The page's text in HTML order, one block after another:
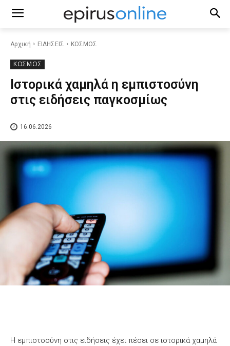
Αρχική ΕΙΔΗΣΕΙΣ ΚΟΣΜΟΣ
ΚΟΣΜΟΣ
Ιστορικά χαμηλά η εμπιστοσύνη
στις ειδήσεις παγκοσμίως
16.06.2026
Η εμπιστοσύνη στις ειδήσεις έχει πέσει σε ιστορικά χαμηλά